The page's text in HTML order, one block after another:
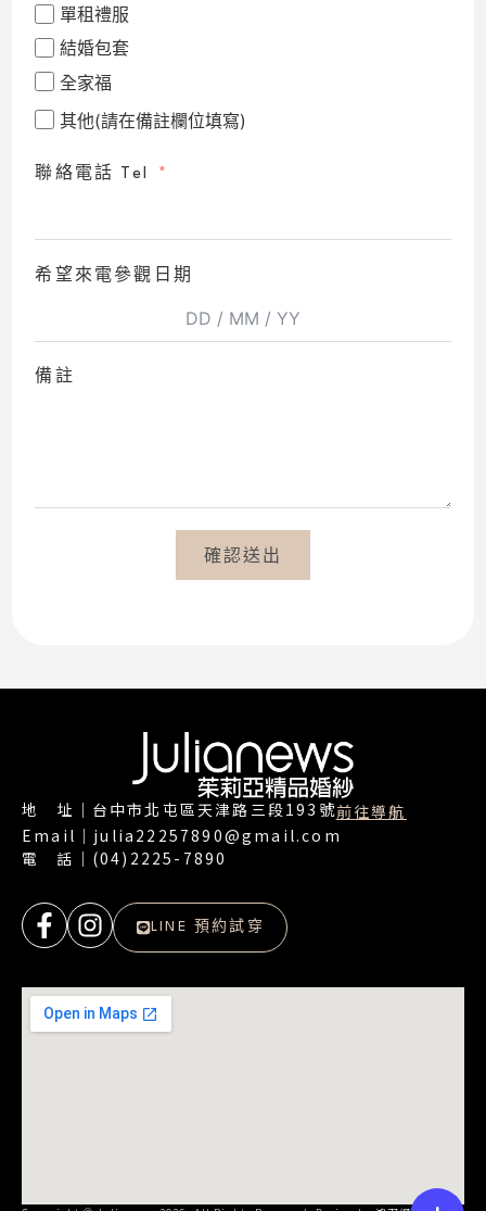
單租禮服
結婚包套
全家福
其他(請在備註欄位填寫)
聯絡電話 Tel
希望來電參觀日期
備註
確認送出
地 址｜台中市北屯區天津路三段193號前往導航
Email｜julia22257890@gmail.com
電 話｜(04)2225-7890
LINE 預約試穿